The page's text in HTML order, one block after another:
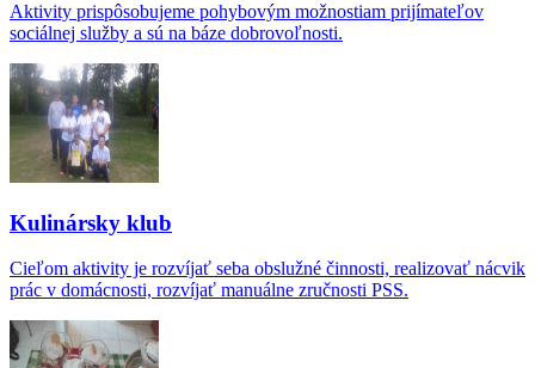
Aktivity prispôsobujeme pohybovým možnostiam prijímateľov
sociálnej služby a sú na báze dobrovoľnosti.
Kulinársky klub
Cieľom aktivity je rozvíjať seba obslužné činnosti, realizovať nácvik
prác v domácnosti, rozvíjať manuálne zručnosti PSS.